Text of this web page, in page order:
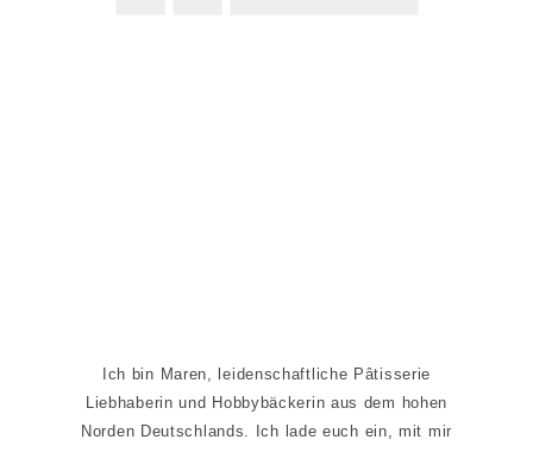
Ich bin Maren, leidenschaftliche Pâtisserie
Liebhaberin und Hobbybäckerin aus dem hohen
Norden Deutschlands. Ich lade euch ein, mit mir